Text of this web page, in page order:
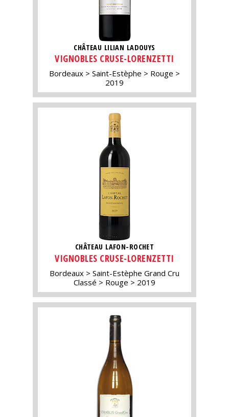
CHÂTEAU LILIAN LADOUYS
VIGNOBLES CRUSE-LORENZETTI
Bordeaux Saint-Estèphe
Rouge
2019
CHÂTEAU LAFON-ROCHET
VIGNOBLES CRUSE-LORENZETTI
Bordeaux
Saint-Estèphe Grand Cru
Classé
Rouge 2019